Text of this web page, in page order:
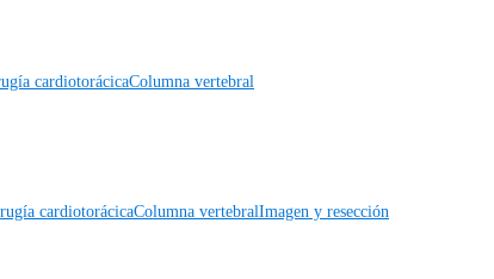
cardiotorácicaColumna vertebral
cardiotorácicaColumna vertebralImagen y resección